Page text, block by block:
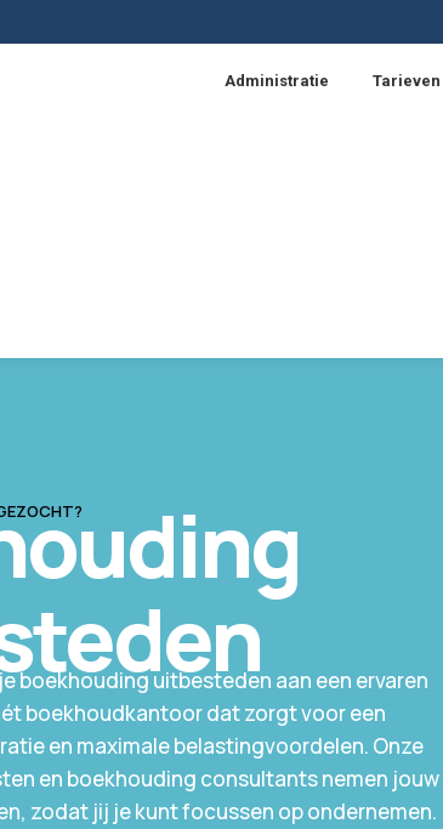
Administratie Tarieven
boekhouding uitbesteden aan een ervaren
boekhoudkantoor dat zorgt voor een
en maximale belastingvoordelen. Onze
en boekhouding consultants nemen jouw
zodat jij je kunt focussen op ondernemen.